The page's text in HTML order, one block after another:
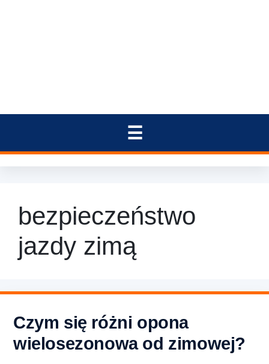
bezpieczeństwo
jazdy zimą
Czym się różni opona
wielosezonowa od zimowej?